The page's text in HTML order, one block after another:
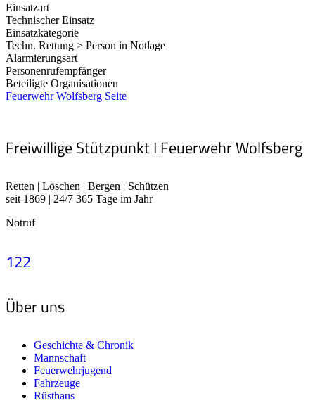
Einsatzart
Technischer Einsatz
Einsatzkategorie
Techn. Rettung > Person in Notlage
Alarmierungsart
Personenrufempfänger
Beteiligte Organisationen
Feuerwehr Wolfsberg Seite
Freiwillige Stützpunkt I Feuerwehr Wolfsberg
Retten | Löschen | Bergen | Schützen
seit 1869 | 24/7 365 Tage im Jahr
Notruf
122
Über uns
Geschichte & Chronik
Mannschaft
Feuerwehrjugend
Fahrzeuge
Rüsthaus